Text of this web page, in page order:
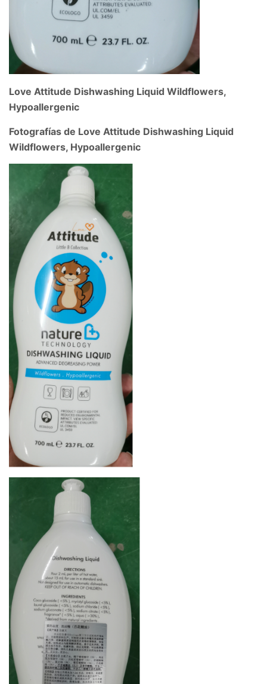
Love Attitude Dishwashing Liquid Wildflowers,
Hypoallergenic
Fotografías de Love Attitude Dishwashing Liquid
Wildflowers, Hypoallergenic